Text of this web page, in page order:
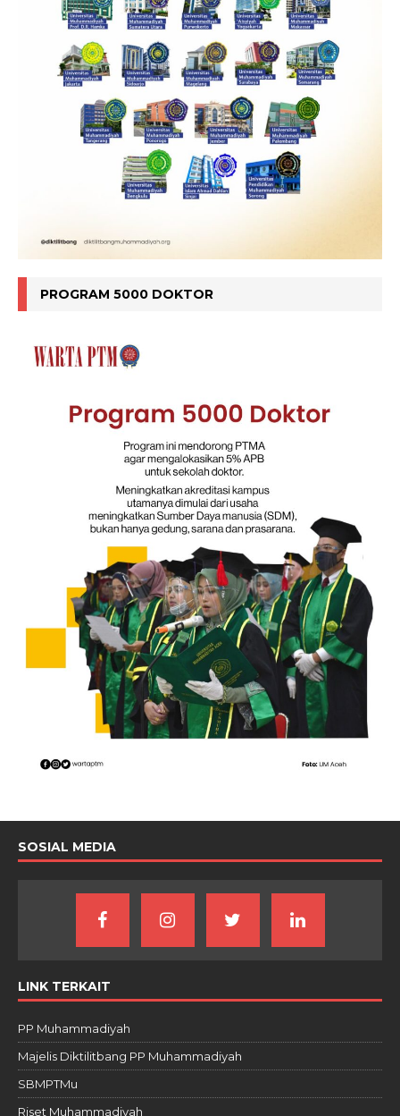
PROGRAM 5000 DOKTOR
SOSIAL MEDIA
LINK TERKAIT
PP Muhammadiyah
Majelis Diktilitbang PP Muhammadiyah
SBMPTMu
Riset Muhammadiyah